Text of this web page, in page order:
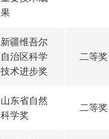
果
新疆维吾尔
自治区科学
技术进步奖
二等奖
山东省自然
科学奖
二等奖